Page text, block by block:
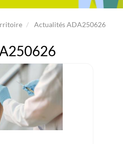
Actualités ADA250626